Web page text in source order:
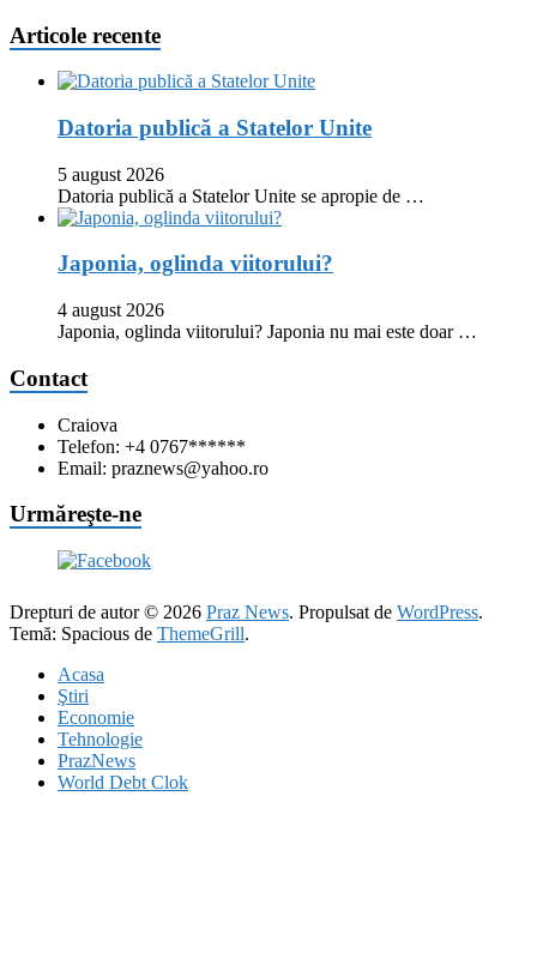
Articole recente
Datoria publică a Statelor Unite
5 august 2026
Datoria publică a Statelor Unite se apropie de …
Japonia, oglinda viitorului?
4 august 2026
Japonia, oglinda viitorului? Japonia nu mai este doar …
Contact
Craiova
Telefon: +4 0767******
Email: praznews@yahoo.ro
Urmăreşte-ne
Drepturi de autor © 2026 Praz News. Propulsat de WordPress.
Temă: Spacious de ThemeGrill.
Acasa
Ştiri
Economie
Tehnologie
PrazNews
World Debt Clok